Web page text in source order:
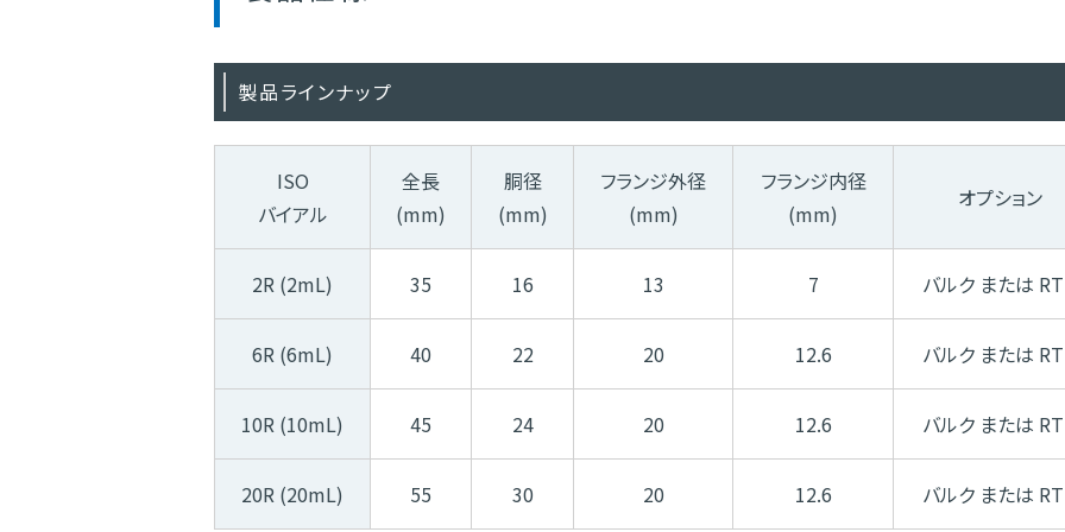
製品ラインナップ
ISO
バイアル
全長
(mm)
胴径
(mm)
フランジ外径
(mm)
フランジ内径
(mm)
オプション
2R (2mL) 35 16 13 7 バルク または
6R (6mL) 40 22 20 12.6 バルク または
10R (10mL) 45 24 20 12.6 バルク または
20R (20mL) 55 30 20 12.6 バルク または